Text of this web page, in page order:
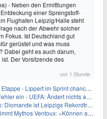
- Neben den Ermittlungen
einer Sprengstoff-
Flughafen Leipzig/Halle steht
nach der Abwehr solcher
Fokus. Ist Deutschland gut
gerüstet und was muss
Dabei geht es auch darum,
Der Vorsitzende des
vor 1 Stunde
- Lippert im Sprint chancenlos
ein - UEFA: Ändert nichts an Boykott
ist Leipzigs Rekordtransfer
Mythos Ventoux: «Können alles schaffen»